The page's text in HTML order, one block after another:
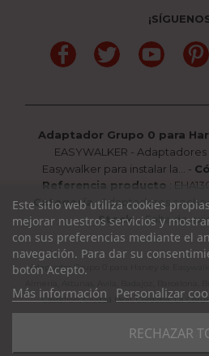
FacebookTwitter YouTube
Adaptador Grupo 0 para
EASYWALKER - Adaptadores
Easywalker para instalar la...
-
Referencia producto :
Categoría:Adaptadores
Stock: Falta de
Este sitio web utiliza cookies
mejorar nuestros servicios y
con sus preferencias mediante el
navegación. Para dar su
botón Acepto.
Más información Personalizar
RECHAZAR
Adaptador Grupo 0 para Harvey de
Castellón, Ciudad Real, Córdoba, La
Granada, Guadalajara, Guipuzcoa, Huelva,
Madrid, Málaga, Murcia, Navarra,